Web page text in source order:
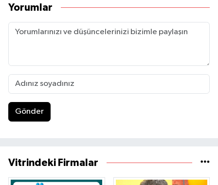
Yorumlar
Gönder
Vitrindeki Firmalar